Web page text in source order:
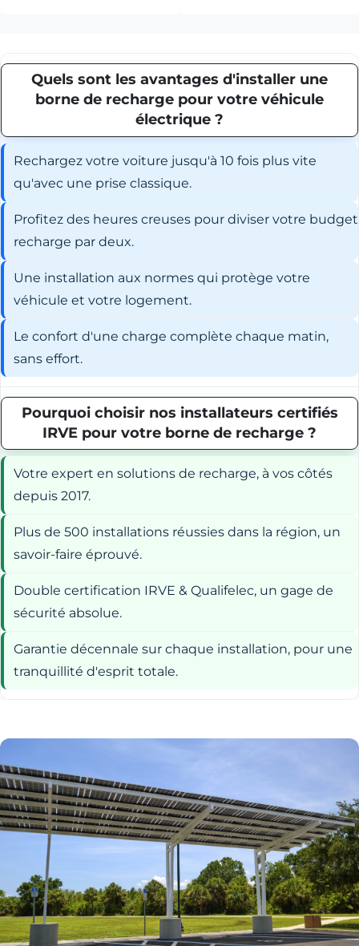
Quels sont les avantages d'installer une
borne de recharge pour votre véhicule
électrique ?
Rechargez votre voiture jusqu'à 10 fois plus vite
qu'avec une prise classique.
Profitez des heures creuses pour diviser votre budget
recharge par deux.
Une installation aux normes qui protège votre
véhicule et votre logement.
Le confort d'une charge complète chaque matin,
sans effort.
Pourquoi choisir nos installateurs certifiés
IRVE pour votre borne de recharge ?
Votre expert en solutions de recharge, à vos côtés
depuis 2017.
Plus de 500 installations réussies dans la région, un
savoir-faire éprouvé.
Double certification IRVE & Qualifelec, un gage de
sécurité absolue.
Garantie décennale sur chaque installation, pour une
tranquillité d'esprit totale.